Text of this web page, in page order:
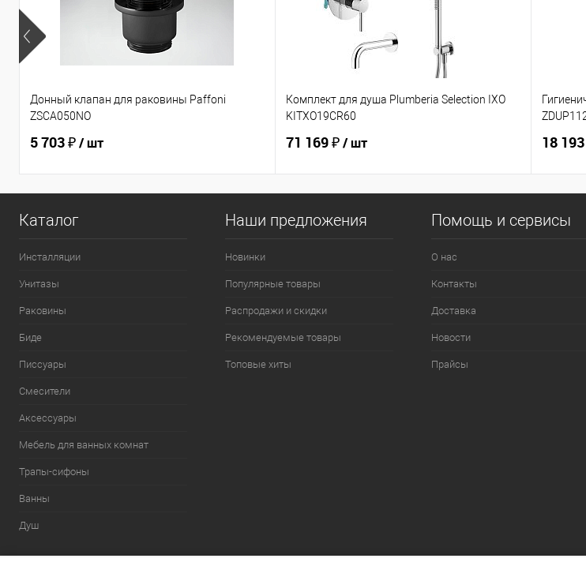
Донный клапан для раковины Paffoni
ZSCA050NO
5 703 ₽/ шт
Комплект для душа Plumberia Selection IXO
KITXO19CR60
71 169 ₽/ шт 18
Каталог
Инсталляции
Унитазы
Раковины
Биде
Писсуары
Смесители
Аксессуары
Мебель для ванных комнат
Трапы-сифоны
Ванны
Душ
Наши предложения
Новинки
Популярные товары
Распродажи и скидки
Рекомендуемые товары
Топовые хиты
Помощь и сервисы
О нас
Контакты
Доставка
Новости
Прайсы